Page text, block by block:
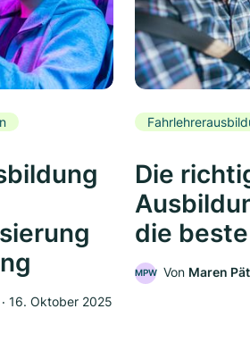
‧ 16. Oktober 2025
Die
die
MPW Von Maren